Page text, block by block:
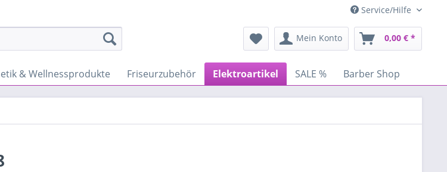
Service/Hilfe
Mein Konto 0,00 € *
& Wellnessprodukte Friseurzubehör Elektroartikel SALE % Barber Shop